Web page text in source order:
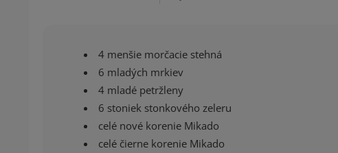
4 menšie morčacie stehná
6 mladých mrkiev
4 mladé petržleny
6 stoniek stonkového zeleru
celé nové korenie Mikado
celé čierne korenie Mikado